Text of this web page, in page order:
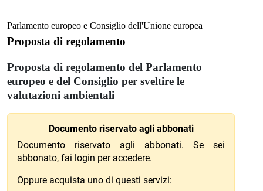
Parlamento europeo e Consiglio dell'Unione europea
Proposta di regolamento
Proposta di regolamento del Parlamento
europeo e del Consiglio per sveltire le
valutazioni ambientali
Documento riservato agli abbonati
Documento riservato agli abbonati. Se sei
abbonato, fai login per accedere.
Oppure acquista uno di questi servizi: